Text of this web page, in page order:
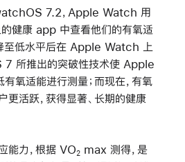
7.2，Apple Watch 用
健康 app 中查看他们的有氧适
至低水平后在 Apple Watch 上
7 所推出的突破性技术使 Apple
氧适能进行测量；而现在，有氧
更活跃，获得显著、长期的健康
能力，根据 VO 2max 测得，是